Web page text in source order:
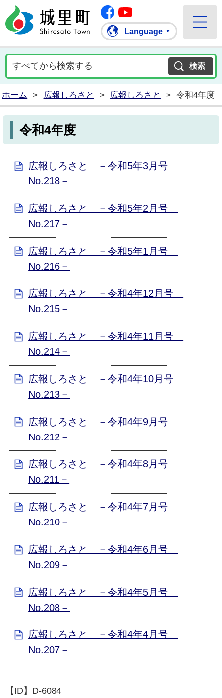
城里町ホームページ
Facebook
Language
ホーム > 広報しろさと > 広報しろさと > 令和4年度
令和4年度
広報しろさと －令和5年3月号
No.218－
広報しろさと －令和5年2月号
No.217－
広報しろさと －令和5年1月号
No.216－
広報しろさと －令和4年12月号
No.215－
広報しろさと －令和4年11月号
No.214－
広報しろさと －令和4年10月号
No.213－
広報しろさと －令和4年9月号
No.212－
広報しろさと －令和4年8月号
No.211－
広報しろさと －令和4年7月号
No.210－
広報しろさと －令和4年6月号
No.209－
広報しろさと －令和4年5月号
No.208－
広報しろさと －令和4年4月号
No.207－
【ID】 D-6084